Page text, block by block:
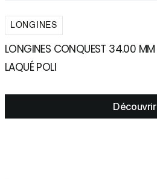
LONGINES
LONGINES CONQUEST 34.00 MM
LAQUÉ POLI
Découvrir